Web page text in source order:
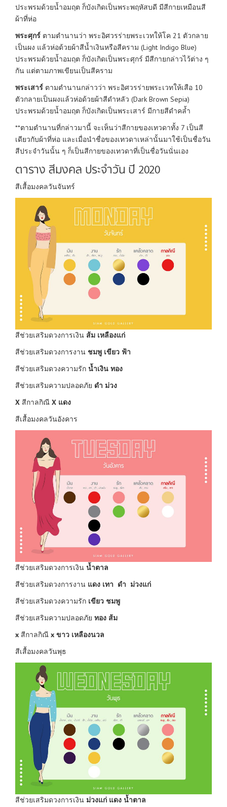
ประพรมด้วยน้ำอมฤต ก็บังเกิดเป็นพระพฤหัสบดี มีสีกายเหมือนสี
ผ้าที่ห่อ
พระศุกร์ ตามตำนานว่า พระอิศวรร่ายพระเวทให้โค 21 ตัวกลาย
เป็นผง แล้วห่อด้วยผ้าสีน้ำเงินหรือสีคราม (Light Indigo Blue)
ประพรมด้วยน้ำอมฤต ก็บังเกิดเป็นพระศุกร์ มีสีกายกล่าวไว้ต่าง ๆ
กัน แต่ตามภาพเขียนเป็นสีคราม
พระเสาร์ ตามตำนานกล่าวว่า พระอิศวรร่ายพระเวทให้เสือ 10
ตัวกลายเป็นผงแล้วห่อด้วยผ้าสีดำหลัว (Dark Brown Sepia)
ประพรมด้วยน้ำอมฤต ก็บังเกิดเป็นพระเสาร์ มีกายสีดำคล้ำ
**ตามตำนานที่กล่าวมานี้ จะเห็นว่าสีกายของเทวดาทั้ง 7 เป็นสี
เดียวกับผ้าที่ห่อ และเมื่อนำชื่อของเทวดาเหล่านั้นมาใช้เป็นชื่อวัน
สีประจำวันนั้น ๆ ก็เป็นสีกายของเทวดาที่เป็นชื่อวันนั่นเอง
ตาราง สีมงคล ประจำวัน ปี 2020
สีเสื้อมงคลวันจันทร์
สีช่วยเสริมดวงการเงิน ส้ม เหลืองแก่
สีช่วยเสริมดวงการงาน ชมพู เขียว ฟ้า
สีช่วยเสริมดวงความรัก น้ำเงิน ทอง
สีช่วยเสริมความปลอดภัย ดำ ม่วง
X สีกาลกิณี X แดง
สีเสื้อมงคลวันอังคาร
สีช่วยเสริมดวงการเงิน น้ำตาล
สีช่วยเสริมดวงการงาน แดง เทา ดำ ม่วงแก่
สีช่วยเสริมดวงความรัก เขียว ชมพู
สีช่วยเสริมความปลอดภัย ทอง ส้ม
x สีกาลกิณี x ขาว เหลืองนวล
สีเสื้อมงคลวันพุธ
สีช่วยเสริมดวงการเงิน ม่วงแก่ แดง น้ำตาล